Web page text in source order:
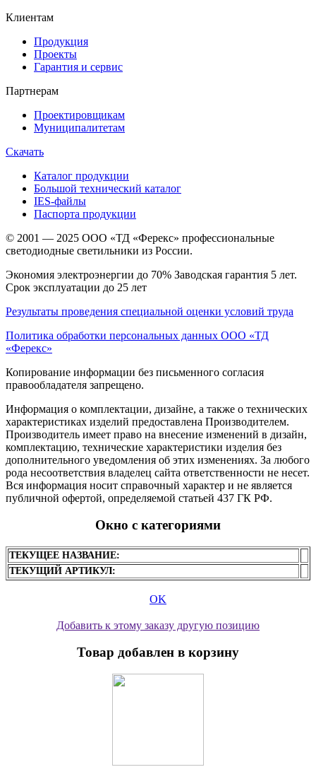
Клиентам
Продукция
Проекты
Гарантия и сервис
Партнерам
Проектировщикам
Муниципалитетам
Скачать
Каталог продукции
Большой технический каталог
IES-файлы
Паспорта продукции
© 2001 — 2025 ООО «ТД «Ферекс» профессиональные
светодиодные светильники из России.
Экономия электроэнергии до 70% Заводская гарантия 5 лет.
Срок эксплуатации до 25 лет
Результаты проведения специальной оценки условий труда
Политика обработки персональных данных ООО «ТД
«Ферекс»
Копирование информации без письменного согласия
правообладателя запрещено.
Информация о комплектации, дизайне, а также о технических
характеристиках изделий предоставлена Производителем.
Производитель имеет право на внесение изменений в дизайн,
комплектацию, технические характеристики изделия без
дополнительного уведомления об этих изменениях. За любого
рода несоответствия владелец сайта ответственности не несет.
Вся информация носит справочный характер и не является
публичной офертой, определяемой статьей 437 ГК РФ.
Окно с категориями
ТЕКУЩЕЕ НАЗВАНИЕ:
ТЕКУЩИЙ АРТИКУЛ:
OK
Добавить к этому заказу другую позицию
Товар добавлен в корзину